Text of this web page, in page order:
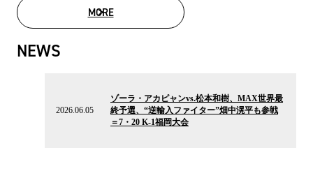
MOREMOVIE LIST
NEWS
2026.06.05
ゾーラ・アカピャンvs.松本和樹、MAX世界最
終予選、“逆輸入ファイター”畑中滉平も参戦
＝7・20 K-1福岡大会